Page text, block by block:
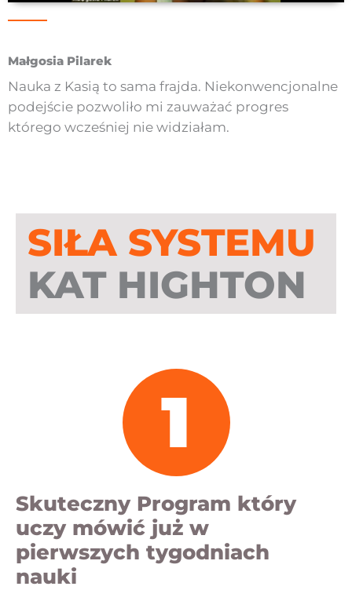
Małgosia Pilarek
Nauka z Kasią to sama frajda. Niekonwencjonalne
podejście pozwoliło mi zauważać progres
którego wcześniej nie widziałam.
SIŁA SYSTEMU
KAT HIGHTON
1
Skuteczny Program który
uczy mówić już w
pierwszych tygodniach
nauki